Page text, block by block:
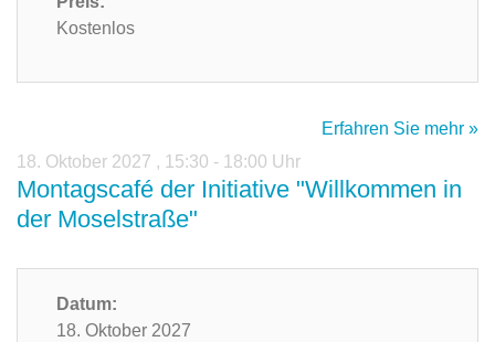
Kostenlos
Erfahren Sie mehr »
18. Oktober 2027 , 15:30 - 18:00 Uhr
Montagscafé der Initiative "Willkommen in
der Moselstraße"
Datum:
18. Oktober 2027